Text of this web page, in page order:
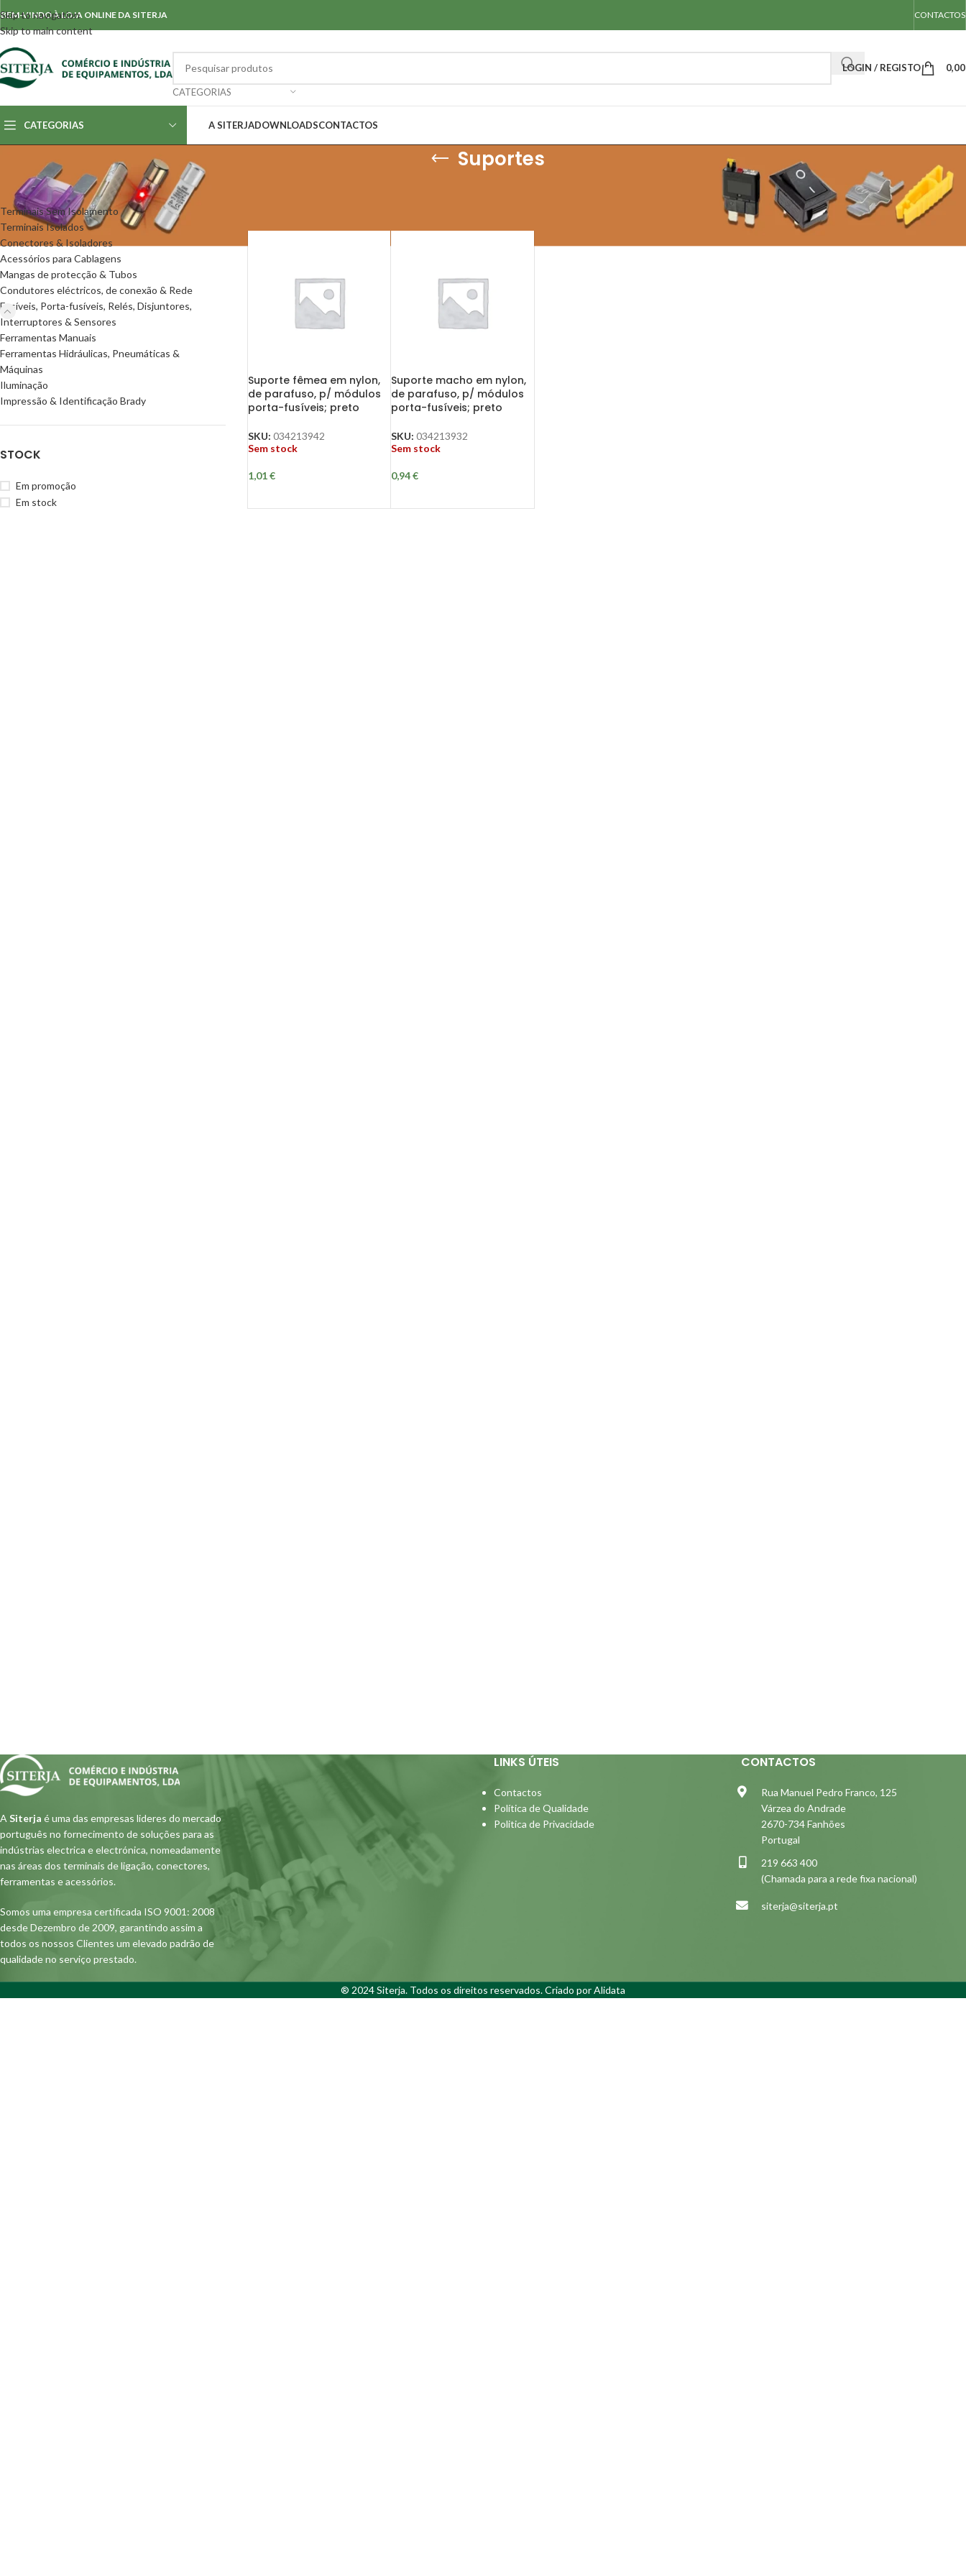
Skip to navigation
Skip to main content
BEM-VINDO À LOJA ONLINE DA SITERJA CONTACTOS
CATEGORIAS
LOGIN / REGISTO
CATEGORIAS A SITERJADOWNLOADSCONTACTOS
Suportes
CATEGORIAS
Terminais Sem Isolamento
Terminais Isolados
Conectores & Isoladores
Acessórios para Cablagens
Mangas de protecção & Tubos
Condutores eléctricos, de conexão & Rede
Fusíveis, Porta-fusíveis, Relés, Disjuntores,
Interruptores & Sensores
Ferramentas Manuais
Ferramentas Hidráulicas, Pneumáticas &
Máquinas
Iluminação
Impressão & Identificação Brady
STOCK
Em promoção
Em stock
Tampas, suportes & pinças extractoras para fusíveis e porta-fusíveis auto/Suportes
Suporte fêmea em nylon,
de parafuso, p/ módulos
porta-fusíveis; preto
SKU: 034213942
Sem stock
1,01€
Suporte macho em nylon,
de parafuso, p/ módulos
porta-fusíveis; preto
SKU:034213932
Sem stock
0,94€
A Siterja é uma das empresas lideres do mercado
português no fornecimento de soluções para as
indústrias electrica e electrónica, nomeadamente
nas áreas dos terminais de ligação, conectores,
ferramentas e acessórios.
Somos uma empresa certificada ISO 9001: 2008
desde Dezembro de 2009, garantindo assim a
todos os nossos Clientes um elevado padrão de
qualidade no serviço prestado.
LINKS ÚTEIS
Contactos
Política de Qualidade
Politica de Privacidade
CONTACTOS
Rua Manuel Pedro Franco, 125
Várzea do Andrade
2670-734 Fanhões
Portugal
219 663 400
(Chamada para a rede fixa nacional)
siterja@siterja.pt
® 2024 Siterja. Todos os direitos reservados. Criado porAlidata